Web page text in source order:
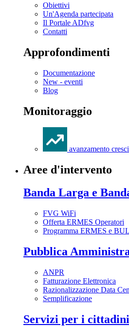
Obiettivi
Un'Agenda partecipata
Il Portale ADfvg
Contatti
Approfondimenti
Documentazione
New - eventi
Blog
Monitoraggio
avanzamento
Aree d'intervento
Banda Larga e
FVG WiFi
Offerta ERMES Operatori
Programma ERMES e BUL
Pubblica
ANPR
Fatturazione Elettronica
Razionalizzazione Data
Semplificazione
Servizi per i